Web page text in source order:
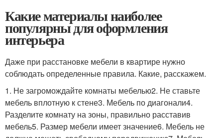
Какие материалы наиболее
популярны для оформления
интерьера
Даже при расстановке мебели в квартире нужно
соблюдать определенные правила. Какие, расскажем.
1. Не загромождайте комнаты мебелью2. Не ставьте
мебель вплотную к стене3. Мебель по диагонали4.
Разделите комнату на зоны, правильно расставив
мебель5. Размер мебели имеет значение6. Мебель не